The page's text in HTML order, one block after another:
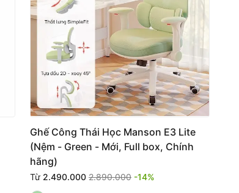
Ghế Công Thái Học Manson E3 Lite
(Nệm - Green - Mới, Full box, Chính
hãng)
Từ 2.490.000 2.890.000 -14%